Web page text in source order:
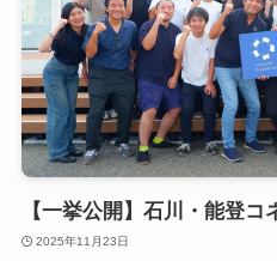
【一挙公開】石川・能登コ
2025年11月23日